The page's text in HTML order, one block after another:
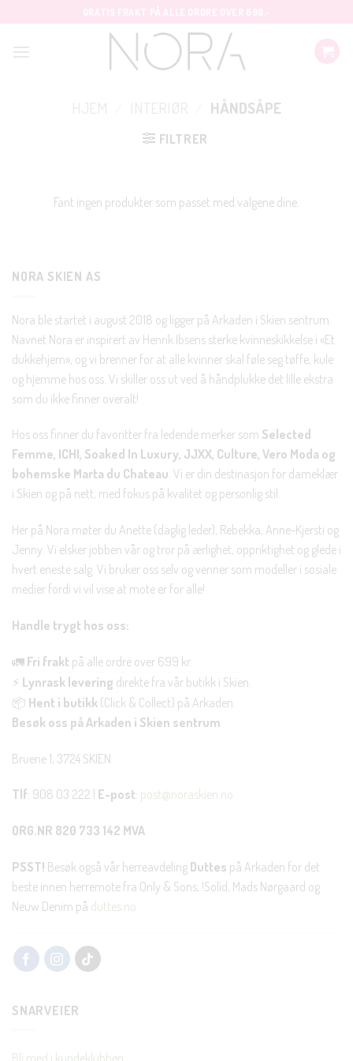
HÅNDSÅPE
FILTRER
Fant ingen produkter som passet med valgene dine.
NORA SKIEN AS
Nora ble startet i august 2018 og ligger på Arkaden i Skien sentrum.
Navnet Nora er inspirert av Henrik Ibsens sterke kvinneskikkelse i «Et
dukkehjem», og vi brenner for at alle kvinner skal føle seg tøffe, kule
og hjemme hos oss. Vi skiller oss ut ved å håndplukke det lille ekstra
som du ikke finner overalt!
Hos oss finner du favoritter fra ledende merker som Selected
Femme, ICHI, Soaked In Luxury, JJXX, Culture, Vero Moda og
bohemske Marta du Chateau. Vi er din destinasjon for dameklær
i Skien og på nett, med fokus på kvalitet og personlig stil.
Her på Nora møter du Anette (daglig leder), Rebekka, Anne-Kjersti og
Jenny. Vi elsker jobben vår og tror på ærlighet, oppriktighet og glede i
hvert eneste salg. Vi bruker oss selv og venner som modeller i sosiale
medier fordi vi vil vise at mote er for alle!
Handle trygt hos oss:
🚛 Fri frakt på alle ordre over 699 kr.
⚡ Lynrask levering direkte fra vår butikk i Skien.
📦 Hent i butikk (Click & Collect) på Arkaden.
Besøk oss på Arkaden i Skien sentrum
Bruene 1, 3724 SKIEN
Tlf: 908 03 222 | E-post: post@noraskien.no
ORG.NR 820 733 142 MVA
PSST! Besøk også vår herreavdeling Duttes på Arkaden for det
beste innen herremote fra Only & Sons, !Solid, Mads Nørgaard og
Neuw Denim på duttes.no
SNARVEIER
THIS
KUNDEKLUBB
En liten velkomstgave til deg! ❤️
Bli en del av Nora-familien i dag. Som medlem får du 10%
rabatt på din første handel og eksklusive fordeler rett i lomma.
JA, HENT MIN RABATTKODE!
Nei takk, Jeg er ikke interessert